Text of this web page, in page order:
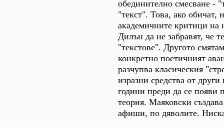
обединително смесване -
"текст". Това, ако обичат,
академичните критици на
Дилън да не забравят, че
"текстове". Другото
конкретно поетичният
разчупва класическия
изразни средства от други
години преди да се появи
теория. Маяковски
афиши, по дяволите.